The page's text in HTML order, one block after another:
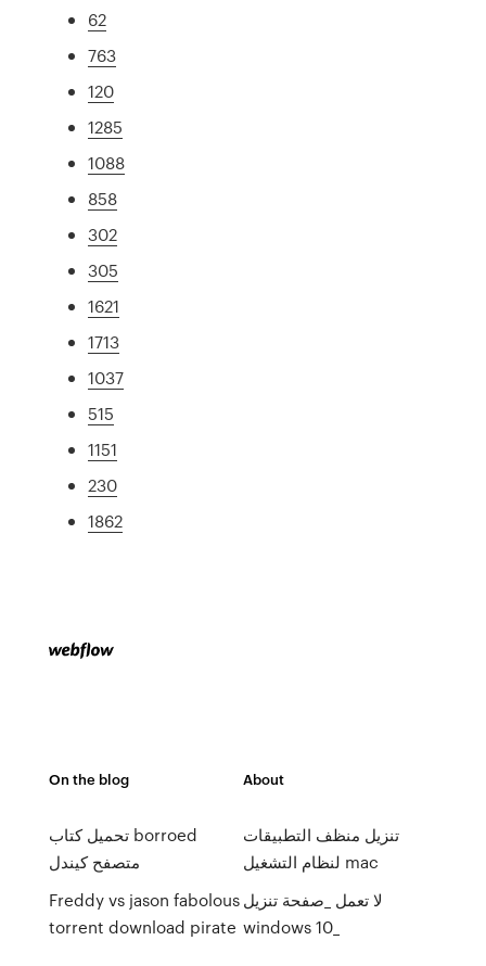
62
763
120
1285
1088
858
302
305
1621
1713
1037
515
1151
230
1862
On the blog
تحميل كتاب borroed
متصفح كيندل
Freddy vs jason fabolous
torrent download pirate
About
تنزيل منظف التطبيقات
لنظام التشغيل mac
لا تعمل _صفحة تنزيل
windows 10_